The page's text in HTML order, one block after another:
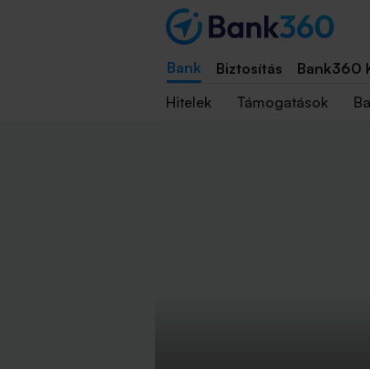
Bank Biztosítás Bank360
Hitelek
Támogatások